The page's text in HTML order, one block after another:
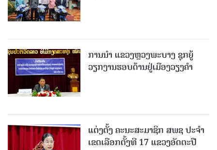
ການນຳ ແຂວງຫຼວງພະບາງ ຊຸກຍູ້
ວຽກງານຮອບດ້ານຢູ່ເມືອງວຽງຄໍາ
ແຕ່ງຕັ້ງ ຄະນະສະມາຊິກ ສພຊ ປະຈຳ
ເຂດເລືອກຕັ້ງທີ 17 ແຂວງອັດຕະປື